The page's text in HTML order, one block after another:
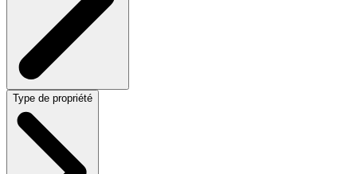
Type de propriété